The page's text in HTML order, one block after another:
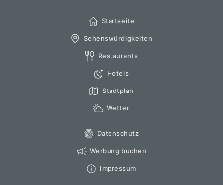
Startseite
Sehenswürdigkeiten
Restaurants
Hotels
Stadtplan
Wetter
Datenschutz
Werbung buchen
Impressum